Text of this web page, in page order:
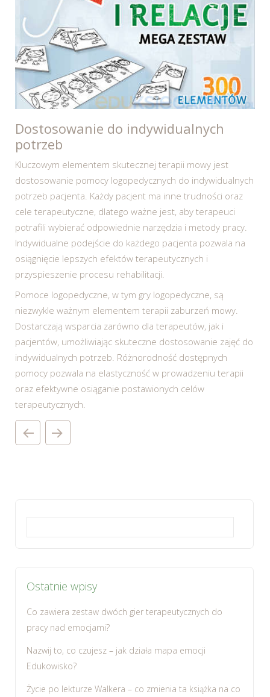
Dostosowanie do indywidualnych
potrzeb
Kluczowym elementem skutecznej terapii mowy jest
dostosowanie pomocy logopedycznych do indywidualnych
potrzeb pacjenta. Każdy pacjent ma inne trudności oraz
cele terapeutyczne, dlatego ważne jest, aby terapeuci
potrafili wybierać odpowiednie narzędzia i metody pracy.
Indywidualne podejście do każdego pacjenta pozwala na
osiągnięcie lepszych efektów terapeutycznych i
przyspieszenie procesu rehabilitacji.
Pomoce logopedyczne, w tym gry logopedyczne, są
niezwykle ważnym elementem terapii zaburzeń mowy.
Dostarczają wsparcia zarówno dla terapeutów, jak i
pacjentów, umożliwiając skuteczne dostosowanie zajęć do
indywidualnych potrzeb. Różnorodność dostępnych
pomocy pozwala na elastyczność w prowadzeniu terapii
oraz efektywne osiąganie postawionych celów
terapeutycznych.
Ostatnie wpisy
Co zawiera zestaw dwóch gier terapeutycznych do
pracy nad emocjami?
Nazwij to, co czujesz – jak działa mapa emocji
Edukowisko?
Życie po lekturze Walkera – co zmienia ta książka na co